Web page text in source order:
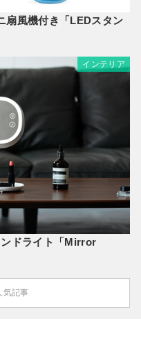
扇風機付き「LEDスタン
インテリア
ドライト「Mirror
気記事